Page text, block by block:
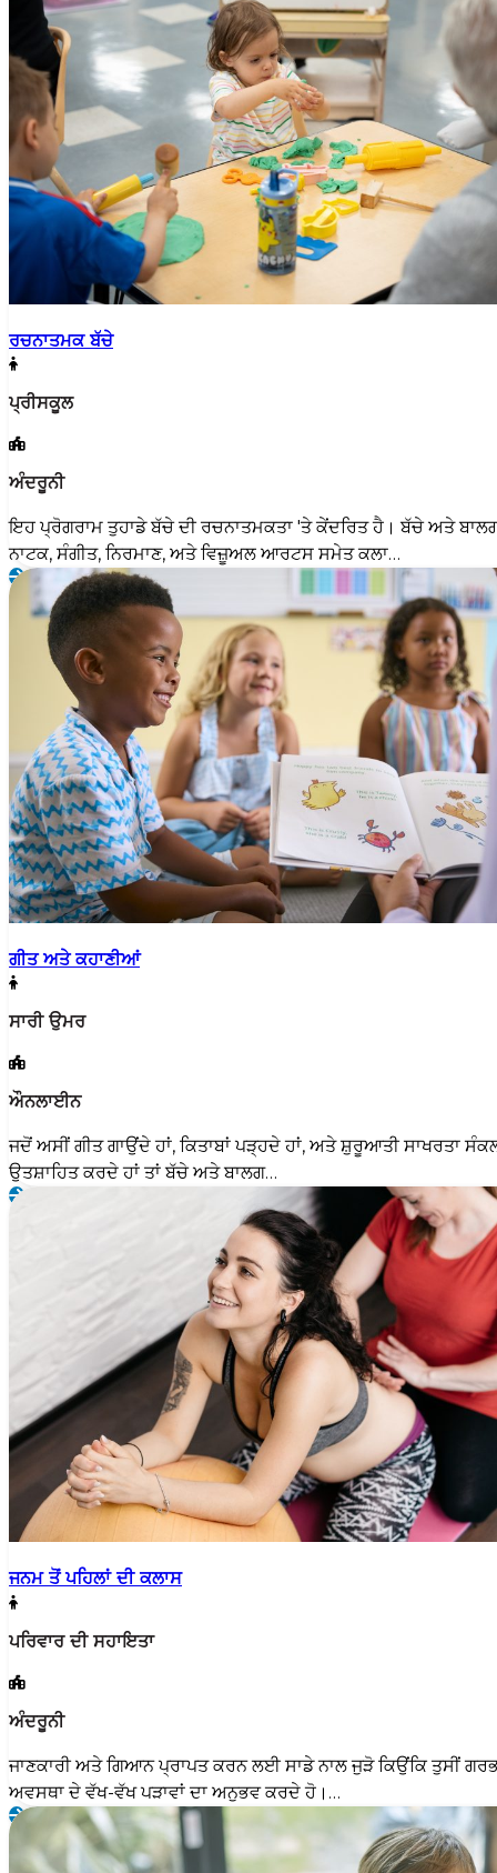
ਰਚਨਾਤਮਕ ਬੱਚੇ
ਪ੍ਰੀਸਕੂਲ
ਅੰਦਰੂਨੀ
ਇਹ ਪ੍ਰੋਗਰਾਮ ਤੁਹਾਡੇ ਬੱਚੇ ਦੀ ਰਚਨਾਤਮਕਤਾ 'ਤੇ ਕੇਂਦਰਿਤ ਹੈ। ਬੱਚੇ ਅਤੇ
ਨਾਟਕ, ਸੰਗੀਤ, ਨਿਰਮਾਣ, ਅਤੇ ਵਿਜ਼ੂਅਲ ਆਰਟਸ ਸਮੇਤ ਕਲਾ…
ਗੀਤ ਅਤੇ ਕਹਾਣੀਆਂ
ਸਾਰੀ ਉਮਰ
ਔਨਲਾਈਨ
ਜਦੋਂ ਅਸੀਂ ਗੀਤ ਗਾਉਂਦੇ ਹਾਂ, ਕਿਤਾਬਾਂ ਪੜ੍ਹਦੇ ਹਾਂ, ਅਤੇ ਸ਼ੁਰੂਆਤੀ ਸਾਖਰਤਾ
ਉਤਸ਼ਾਹਿਤ ਕਰਦੇ ਹਾਂ ਤਾਂ ਬੱਚੇ ਅਤੇ ਬਾਲਗ…
ਜਨਮ ਤੋਂ ਪਹਿਲਾਂ ਦੀ ਕਲਾਸ
ਪਰਿਵਾਰ ਦੀ ਸਹਾਇਤਾ
ਅੰਦਰੂਨੀ
ਜਾਣਕਾਰੀ ਅਤੇ ਗਿਆਨ ਪ੍ਰਾਪਤ ਕਰਨ ਲਈ ਸਾਡੇ ਨਾਲ ਜੁੜੋ ਕਿਉਂਕਿ ਤੁਸੀਂ
ਅਵਸਥਾ ਦੇ ਵੱਖ-ਵੱਖ ਪੜਾਵਾਂ ਦਾ ਅਨੁਭਵ ਕਰਦੇ ਹੋ।…